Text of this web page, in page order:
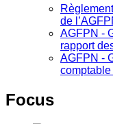
de
AGFPN ‐
rapport
AGFPN ‐
Focus